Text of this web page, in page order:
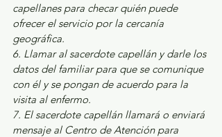
capellanes para checar quién puede
ofrecer el servicio por la cercanía
geográfica.
6. Llamar al sacerdote capellán y darle los
datos del familiar para que se comunique
con él y se pongan de acuerdo para la
visita al enfermo.
7. El sacerdote capellán llamará o enviará
mensaje al Centro de Atención para